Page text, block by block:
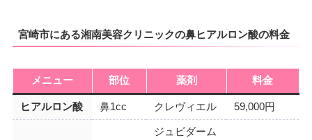
宮崎市にある湘南美容クリニックの鼻ヒアルロン酸の料金
メニュー 部位 薬剤 料金
ヒアルロン酸 鼻1cc クレヴィエル 59,000円
ジュビダーム